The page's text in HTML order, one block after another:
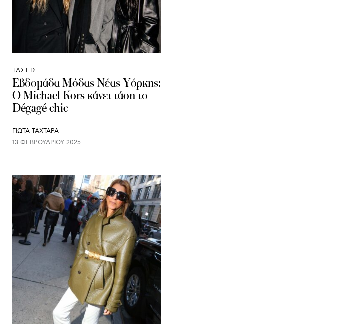
ΤΑΣΕΙΣ
Εβδομάδα Μόδας Νέας Υόρκης:
Ο Μichael Kors κάνει τάση το
Dégagé chic
ΓΙΩΤΑ ΤΑΧΤΑΡΑ
13 ΦΕΒΡΟΥΑΡΊΟΥ 2025